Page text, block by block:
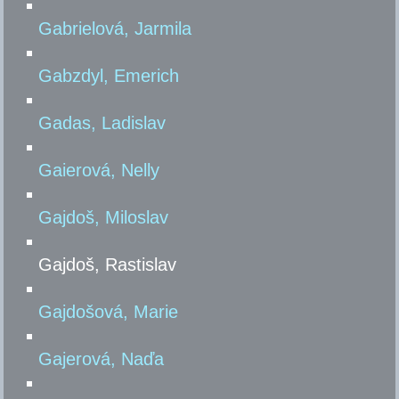
Gabrielová, Jarmila
Gabzdyl, Emerich
Gadas, Ladislav
Gaierová, Nelly
Gajdoš, Miloslav
Gajdoš, Rastislav
Gajdošová, Marie
Gajerová, Naďa